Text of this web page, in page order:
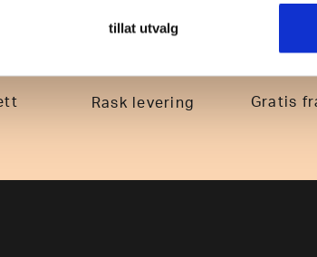
tillat utvalg
Rask levering Gratis